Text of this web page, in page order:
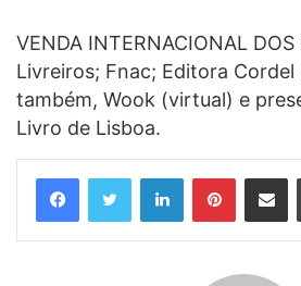
VENDA INTERNACIONAL
Livreiros; Fnac; Editora Cordel
também, Wook (virtual) e
Livro de Lisboa.
LinkedinPinterest